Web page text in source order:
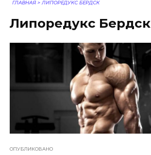
ГЛАВНАЯ > ЛИПОРЕДУКС БЕРДСК
Липоредукс Бердск
ОПУБЛИКОВАНО